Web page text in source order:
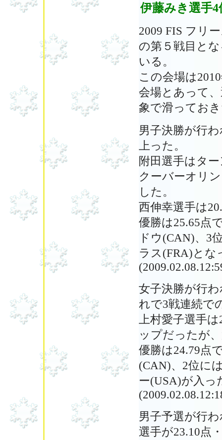
伊藤みき選手
2009 FIS フリ
の第５戦目と
いる。
この会場は
会場とあって
象で滑ってお
男子決勝が行
上った。
附田選手はタ
クーバーオリ
した。
西伸幸選手は
優勝は25.65点
ドウ(CAN)、3
ラス(FRA)とな
女子決勝が行
れで3戦連続で
上村愛子選手
ップだったが
優勝は24.79点
(CAN)、2位に
ー(USA)が入っ
男子予選が行
選手が23.10点